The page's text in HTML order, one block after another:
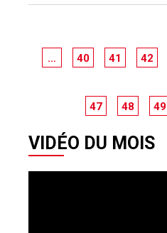
… 40 41 42
47 48 49
VIDÉO DU MOIS